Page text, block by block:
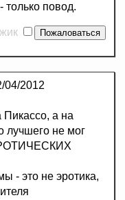
только повод.
04/2012
а на
лучшего не мог
- это не эротика,